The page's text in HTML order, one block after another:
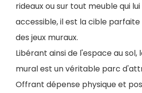
rideaux ou sur tout meuble qui
accessible, il est la cible
des jeux muraux.
Libérant ainsi de l'espace au sol,
mural est un véritable parc
Offrant dépense physique et